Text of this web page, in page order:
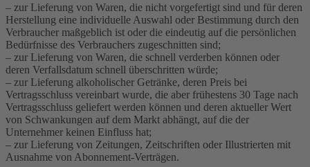
– zur Lieferung von Waren, die nicht vorgefertigt sind und für deren
Herstellung eine individuelle Auswahl oder Bestimmung durch den
Verbraucher maßgeblich ist oder die eindeutig auf die persönlichen
Bedürfnisse des Verbrauchers zugeschnitten sind;
– zur Lieferung von Waren, die schnell verderben können oder
deren Verfallsdatum schnell überschritten würde;
– zur Lieferung alkoholischer Getränke, deren Preis bei
Vertragsschluss vereinbart wurde, die aber frühestens 30 Tage nach
Vertragsschluss geliefert werden können und deren aktueller Wert
von Schwankungen auf dem Markt abhängt, auf die der
Unternehmer keinen Einfluss hat;
– zur Lieferung von Zeitungen, Zeitschriften oder Illustrierten mit
Ausnahme von Abonnement-Verträgen.